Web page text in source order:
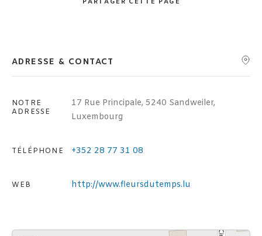
Rechercher
PARTAGER CETTE PAGE
ADRESSE & CONTACT
NOTRE
ADRESSE
17 Rue Principale, 5240 Sandweiler,
Luxembourg
TÉLÉPHONE +352 28 77 31 08
WEB http://www.fleursdutemps.lu